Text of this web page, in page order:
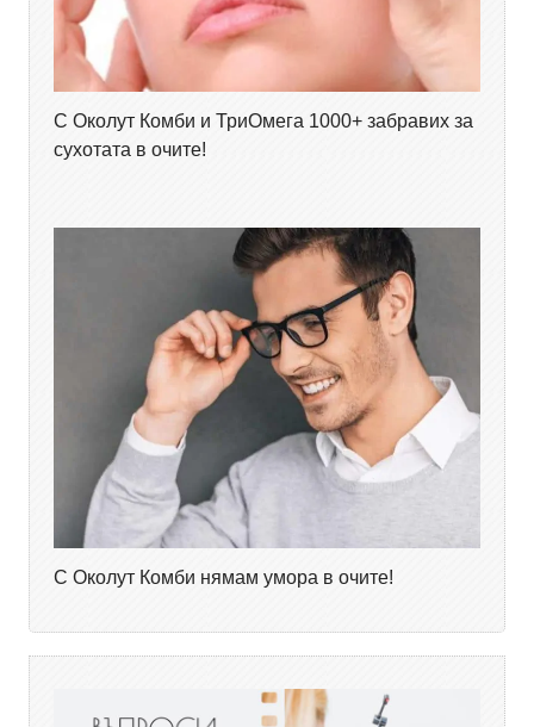
С Околут Комби и ТриОмега 1000+ забравих за
сухотата в очите!
С Околут Комби нямам умора в очите!